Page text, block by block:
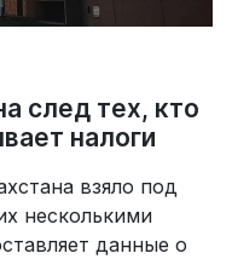
след тех, кто
налоги
взяло под
несколькими
данные о